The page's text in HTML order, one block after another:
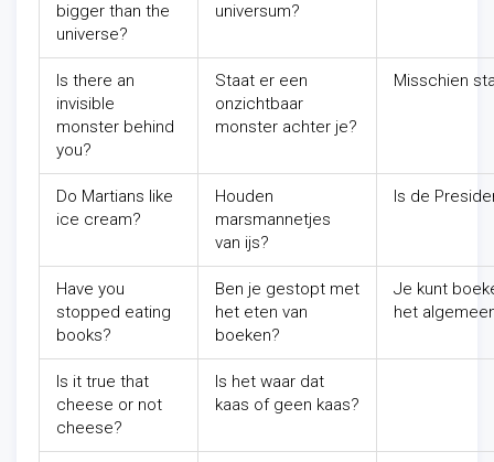
bigger than the
universe?
universum?
Is there an
invisible
monster behind
you?
Staat er een
onzichtbaar
monster achter je?
Misschien
Do Martians like
ice cream?
Houden
marsmannetjes
van ijs?
Is de
Have you
stopped eating
books?
Ben je gestopt met
het eten van
boeken?
Je kunt
het
Is it true that
cheese or not
cheese?
Is het waar dat
kaas of geen kaas?